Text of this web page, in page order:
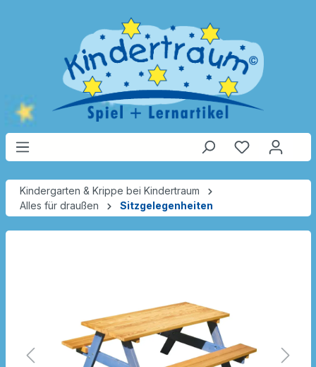
Kindergarten & Krippe bei Kindertraum
Alles für draußen
Sitzgelegenheiten